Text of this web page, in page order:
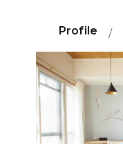
Profile